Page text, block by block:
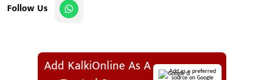
Follow Us
Add KalkiOnline As A
Add as a preferred
source on Google